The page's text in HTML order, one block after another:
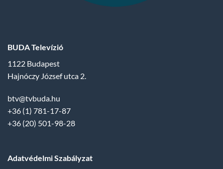
BUDA Televízió
1122 Budapest
Hajnóczy József utca 2.
btv@tvbuda.hu
+36 (1) 781-17-87
+36 (20) 501-98-28
Adatvédelmi Szabályzat